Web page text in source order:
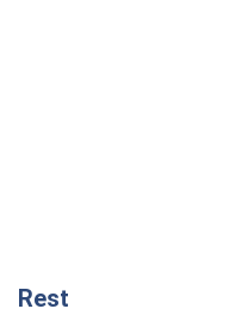
Rest